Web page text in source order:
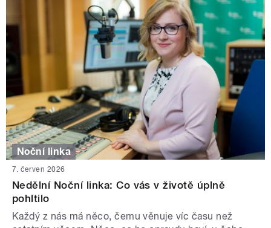
Noční linka
7. červen 2026
Nedělní Noční linka: Co vás v životě úplně
pohltilo
Každý z nás má něco, čemu věnuje víc času než